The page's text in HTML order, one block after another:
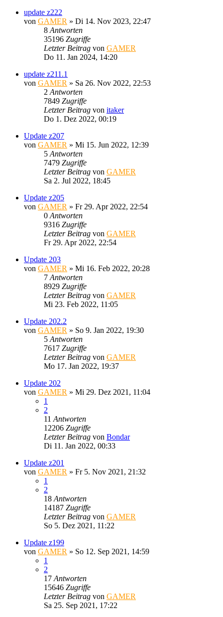
update z222
von GAMER » Di 14. Nov 2023, 22:47
8 Antworten
35196 Zugriffe
Letzter Beitrag von GAMER
Do 11. Jan 2024, 14:20
update z211.1
von GAMER » Sa 26. Nov 2022, 22:53
2 Antworten
7849 Zugriffe
Letzter Beitrag von itaker
Do 1. Dez 2022, 00:19
Update z207
von GAMER » Mi 15. Jun 2022, 12:39
5 Antworten
7479 Zugriffe
Letzter Beitrag von GAMER
Sa 2. Jul 2022, 18:45
Update z205
von GAMER » Fr 29. Apr 2022, 22:54
0 Antworten
9316 Zugriffe
Letzter Beitrag von GAMER
Fr 29. Apr 2022, 22:54
Update 203
von GAMER » Mi 16. Feb 2022, 20:28
7 Antworten
8929 Zugriffe
Letzter Beitrag von GAMER
Mi 23. Feb 2022, 11:05
Update 202.2
von GAMER » So 9. Jan 2022, 19:30
5 Antworten
7617 Zugriffe
Letzter Beitrag von GAMER
Mo 17. Jan 2022, 19:37
Update 202
von GAMER » Mi 29. Dez 2021, 11:04
1
2
11 Antworten
12206 Zugriffe
Letzter Beitrag von Bondar
Di 11. Jan 2022, 00:33
Update z201
von GAMER » Fr 5. Nov 2021, 21:32
1
2
18 Antworten
14187 Zugriffe
Letzter Beitrag von GAMER
So 5. Dez 2021, 11:22
Update z199
von GAMER » So 12. Sep 2021, 14:59
1
2
17 Antworten
15646 Zugriffe
Letzter Beitrag von GAMER
Sa 25. Sep 2021, 17:22